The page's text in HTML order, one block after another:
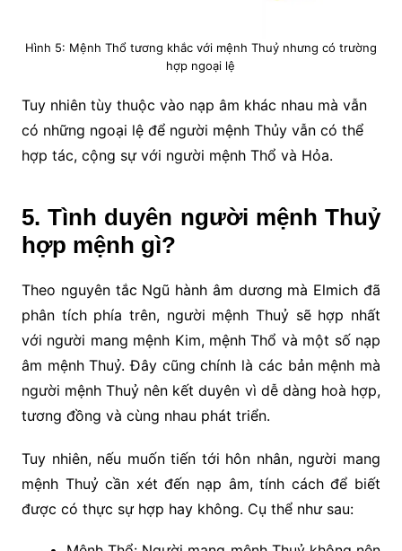
Hình 5: Mệnh Thổ tương khắc với mệnh Thuỷ nhưng có trường
hợp ngoại lệ
Tuy nhiên tùy thuộc vào nạp âm khác nhau mà vẫn
có những ngoại lệ để người mệnh Thủy vẫn có thể
hợp tác, cộng sự với người mệnh Thổ và Hỏa.
5. Tình duyên người mệnh Thuỷ
hợp mệnh gì?
Theo nguyên tắc Ngũ hành âm dương mà Elmich đã
phân tích phía trên, người mệnh Thuỷ sẽ hợp nhất
với người mang mệnh Kim, mệnh Thổ và một số nạp
âm mệnh Thuỷ. Đây cũng chính là các bản mệnh mà
người mệnh Thuỷ nên kết duyên vì dễ dàng hoà hợp,
tương đồng và cùng nhau phát triển.
Tuy nhiên, nếu muốn tiến tới hôn nhân, người mang
mệnh Thuỷ cần xét đến nạp âm, tính cách để biết
được có thực sự hợp hay không. Cụ thể như sau: